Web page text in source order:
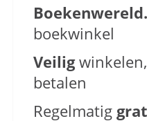
boekwinkel
Veilig
betalen
Regelmatig